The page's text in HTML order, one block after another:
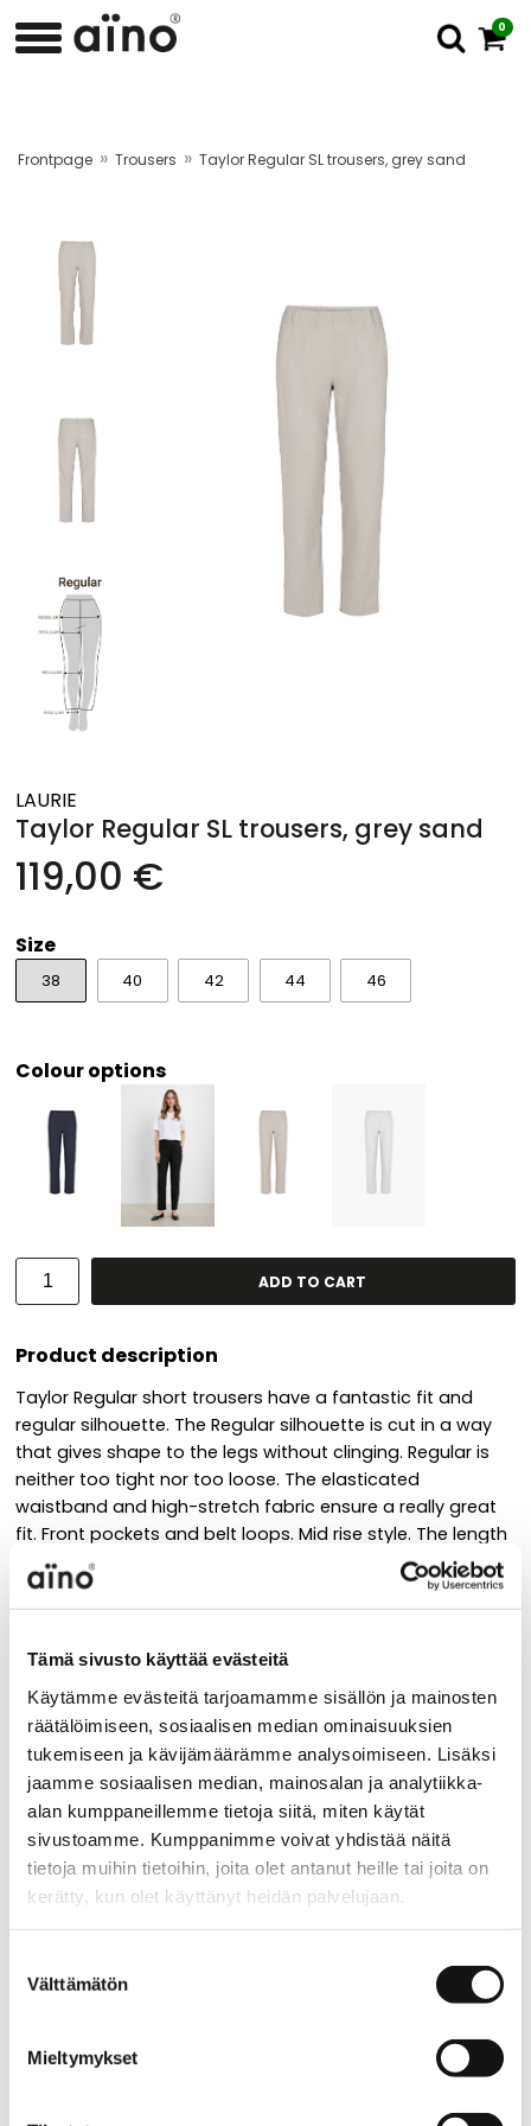
Tämä sivusto käyttää evästeitä
Käytämme evästeitä tarjoamamme sisällön ja mainosten
räätälöimiseen, sosiaalisen median ominaisuuksien
tukemiseen ja kävijämäärämme analysoimiseen. Lisäksi
jaamme sosiaalisen median, mainosalan ja analytiikka-
alan kumppaneillemme tietoja siitä, miten käytät
sivustoamme. Kumppanimme voivat yhdistää näitä
tietoja muihin tietoihin, joita olet antanut heille tai joita on
kerätty, kun olet käyttänyt heidän palvelujaan.
valinta
Välttämätön
Mieltymykset
0
Frontpage » Trousers » Taylor Regular SL trousers, grey sand
LAURIE
Taylor Regular SL trousers, grey sand
119,00 €
Size
38 40 42 44 46
Colour options
ADD TO CART
Product description
Taylor Regular short trousers have a fantastic fit and
regular silhouette. The Regular silhouette is cut in a way
that gives shape to the legs without clinging. Regular is
neither too tight nor too loose. The elasticated
waistband and high-stretch fabric ensure a really great
fit. Front pockets and belt loops. Mid rise style. The length
of the inseam is approx. 75 cm. Trousers are made of
soft and stretchy light viscose blend which effortlessly
adapts to the body curves without feeling tight.
Colour: grey sand
Style number: 101128
LAURIE’s trousers are designed for women of all shapes
and sizes.
Material
78% LENZING™ ECOVERO™ viscose, 19% polyamide, 3%
elastane
Material is OEKO-TEX® 100 certified. LAURIE clothes
are free of harmful substances.
Care instructions